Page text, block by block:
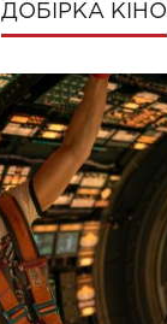
ДОБІРКА КІНО